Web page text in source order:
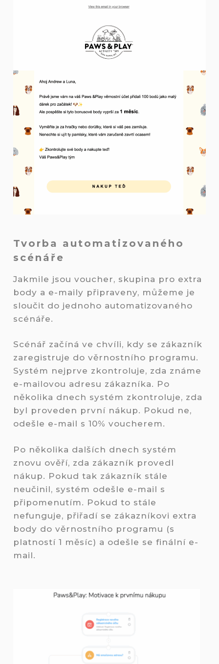
Tvorba automatizovaného
scénáře
Jakmile jsou voucher, skupina pro extra
body a e-maily připraveny, můžeme je
sloučit do jednoho automatizovaného
scénáře.
Scénář začíná ve chvíli, kdy se zákazník
zaregistruje do věrnostního programu.
Systém nejprve zkontroluje, zda známe
e-mailovou adresu zákazníka. Po
několika dnech systém zkontroluje, zda
byl proveden první nákup. Pokud ne,
odešle e-mail s 10% voucherem.
Po několika dalších dnech systém
znovu ověří, zda zákazník provedl
nákup. Pokud tak zákazník stále
neučinil, systém odešle e-mail s
připomenutím. Pokud to stále
nefunguje, přiřadí se zákazníkovi extra
body do věrnostního programu (s
platností 1 měsíc) a odešle se finální e-
mail.